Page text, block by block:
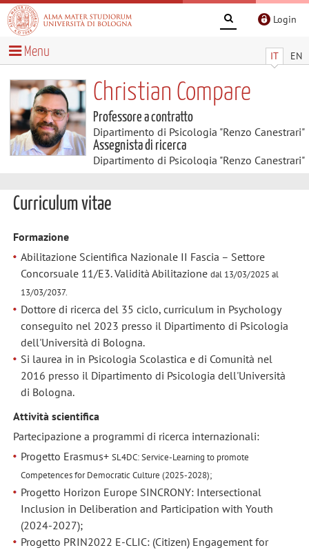
Login
IT EN
Menu
Christian Compare
Professore a contratto
Dipartimento di Psicologia "Renzo Canestrari"
Assegnista di ricerca
Dipartimento di Psicologia "Renzo Canestrari"
Curriculum vitae
Formazione
Abilitazione Scientifica Nazionale II Fascia – Settore
Concorsuale 11/E3. Validità Abilitazionedal 13/03/2025 al
13/03/2037.
Dottore di ricerca del 35 ciclo, curriculum in Psychology
conseguito nel 2023 presso il Dipartimento di Psicologia
dell'Università di Bologna.
Si laurea in in Psicologia Scolastica e di Comunità nel
2016 presso il Dipartimento di Psicologia dell'Università
di Bologna.
Attività scientifica
Partecipazione a programmi di ricerca internazionali:
Progetto Erasmus+SL4DC: Service-Learning to promote
Competences forDemocratic Culture (2025-2028);
Progetto Horizon Europe SINCRONY: Intersectional
Inclusion in Deliberation and Participation with Youth
(2024-2027);
Progetto PRIN2022 E-CLIC: (Citizen) Engagement for